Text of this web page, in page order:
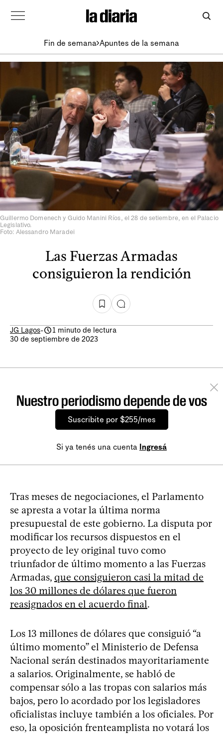
Fin de semana Apuntes de la semana
Guillermo Domenech y Guido Manini Ríos, el 28 de setiembre, en el Palacio
Legislativo.
Foto: Alessandro Maradei
Las Fuerzas Armadas
consiguieron la rendición
JG Lagos-
1 minuto de lectura
30 de septiembre de 2023
Nuestro periodismo depende de vos
Suscribite por $255/mes
Si ya tenés una cuenta Ingresá
Tras meses de negociaciones, el Parlamento
se apresta a votar la última norma
presupuestal de este gobierno. La disputa por
modificar los recursos dispuestos en el
proyecto de ley original tuvo como
triunfador de último momento a las Fuerzas
Armadas, que consiguieron casi la mitad de
los 30 millones de dólares que fueron
reasignados en el acuerdo final.
Los 13 millones de dólares que consiguió “a
último momento” el Ministerio de Defensa
Nacional serán destinados mayoritariamente
a salarios. Originalmente, se habló de
compensar sólo a las tropas con salarios más
bajos, pero lo acordado por los legisladores
oficialistas incluye también a los oficiales. Por
eso, la oposición frenteamplista no votará los